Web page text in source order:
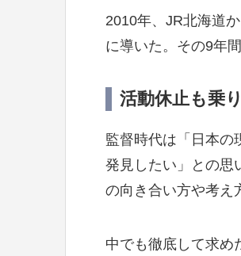
2010年、JR北海道
に導いた。その9年
活動休止も乗
監督時代は「日本の
発見したい」との思
の向き合い方や考え
中でも徹底して求め